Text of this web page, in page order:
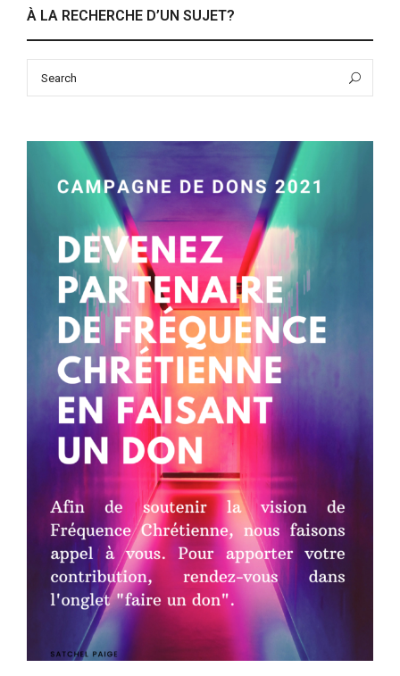
À LA RECHERCHE D’UN SUJET?